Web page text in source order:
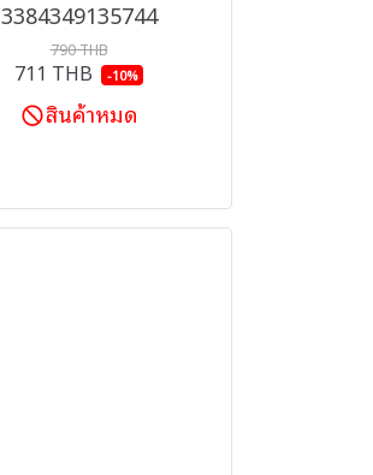
3384349135744
790 THB
711 THB -10%
สินค้าหมด